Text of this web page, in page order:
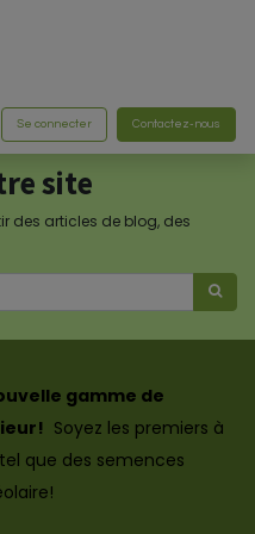
Se connecter Contactez-nous
site
des articles de blog, des
gamme de
Soyez les premiers à
que des semences